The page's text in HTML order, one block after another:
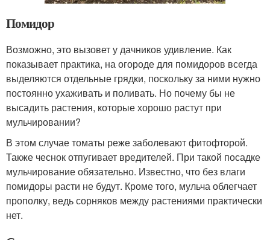
Помидор
Возможно, это вызовет у дачников удивление. Как
показывает практика, на огороде для помидоров всегда
выделяются отдельные грядки, поскольку за ними нужно
постоянно ухаживать и поливать. Но почему бы не
высадить растения, которые хорошо растут при
мульчировании?
В этом случае томаты реже заболевают фитофторой.
Также чеснок отпугивает вредителей. При такой посадке
мульчирование обязательно. Известно, что без влаги
помидоры расти не будут. Кроме того, мульча облегчает
прополку, ведь сорняков между растениями практически
нет.